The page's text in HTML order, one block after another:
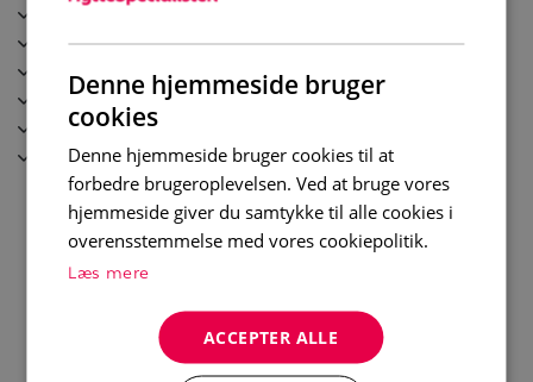
måltider sammen. Etter en dag med aktiviteter kan du
slappe av i stuen som er utstyrt med sofa og TV.
Soverom:
Soverom 1: Familiekøye (120cm / 90cm x 200cm)
Soverom 2: Dobbeltseng (150cm x 200cm)
Soverom 3: 2x Køyeseng (75cm x 200cm)
Bad 1: Dusj, servant og toalett
Øvrig informasjon:
Diskmaskin
Uteplats
Balkong
Wi-Fi
Skidskåp
Denne hjemmeside bruger
cookies
Denne hjemmeside bruger cookies til at
forbedre brugeroplevelsen. Ved at bruge vores
hjemmeside giver du samtykke til alle cookies i
overensstemmelse med vores cookiepolitik.
Læs mere
ACCEPTER ALLE